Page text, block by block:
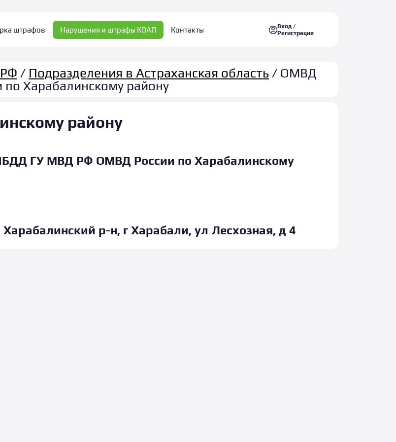
штрафов Нарушения и штрафы КОАП Контакты
Вход /
Регистрация
/ Подразделения в Астраханская область / ОМВД
по Харабалинскому району
району
ГУ МВД РФ ОМВД России по Харабалинскому
р-н, г Харабали, ул Лесхозная, д 4